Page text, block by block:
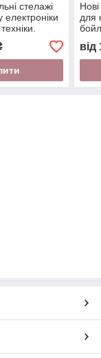
стелажі
для
для
від